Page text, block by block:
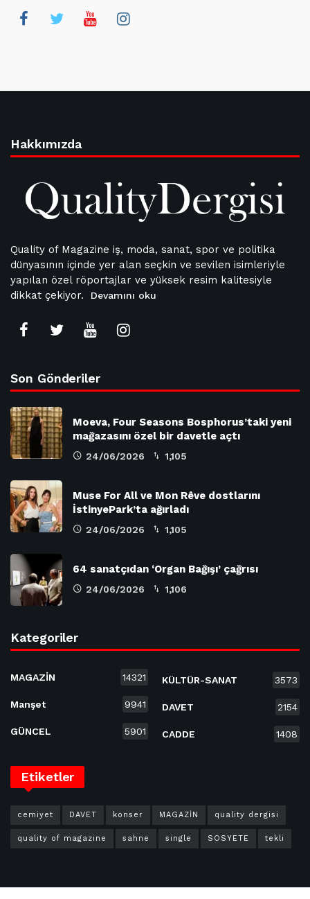
Hakkımızda
Quality of Magazine iş, moda, sanat, spor ve politika
dünyasının içinde yer alan seçkin ve sevilen isimleriyle
yapılan özel röportajlar ve yüksek resim kalitesiyle
dikkat çekiyor.
Devamını oku
Son Gönderiler
Moeva, Four Seasons Bosphorus’taki yeni
mağazasını özel bir davetle açtı
24/06/2026 1,105
Muse For All ve Mon Rêve dostlarını
İstinyePark’ta ağırladı
24/06/2026 1,105
64 sanatçıdan ‘Organ Bağışı’ çağrısı
24/06/2026 1,106
Kategoriler
MAGAZİN 14321
Manşet 9941
GÜNCEL 5901
KÜLTÜR-SANAT 3573
DAVET 2154
CADDE 1408
Etiketler
cemiyet DAVET konser MAGAZİN quality dergisi
quality of magazine sahne single SOSYETE tekli